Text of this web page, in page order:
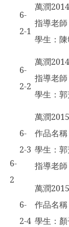
6-
2
6-
2-1
萬潤
指導老
學生：
6-
2-2
萬潤
指導老
學生：
6-
2-3
萬潤
作品名
學生：
指導老
6-
2-4
萬潤
作品名
學生：